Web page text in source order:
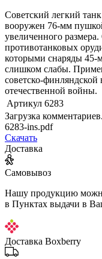
Советский легкий
вооружен 76-мм
увеличенного
противотанковых
которыми снаряды
слишком слабы.
советско-
отечественной войны.
Артикул 6283
Загрузка
6283-ins.pdf
Скачать
Доставка
Самовывоз
Нашу продукцию можно
в Пунктах выдачи в
Доставка Boxberry